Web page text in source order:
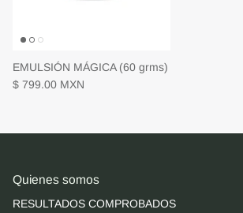
EMULSIÓN MÁGICA (60 grms)
$ 799.00 MXN
Quienes somos
RESULTADOS COMPROBADOS